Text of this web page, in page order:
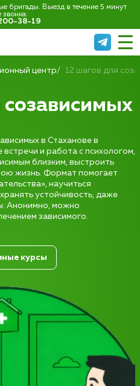
бригады. Выезд в течение 5 минут
звонка:
38-19
центр 12 шагов для
созависимых
в Стаханове в
и работа с психологом,
близким, выстроить
жизнь. Формат помогает
научиться
устойчивость, даже
Анонимно, можно
зависимого.
курсы